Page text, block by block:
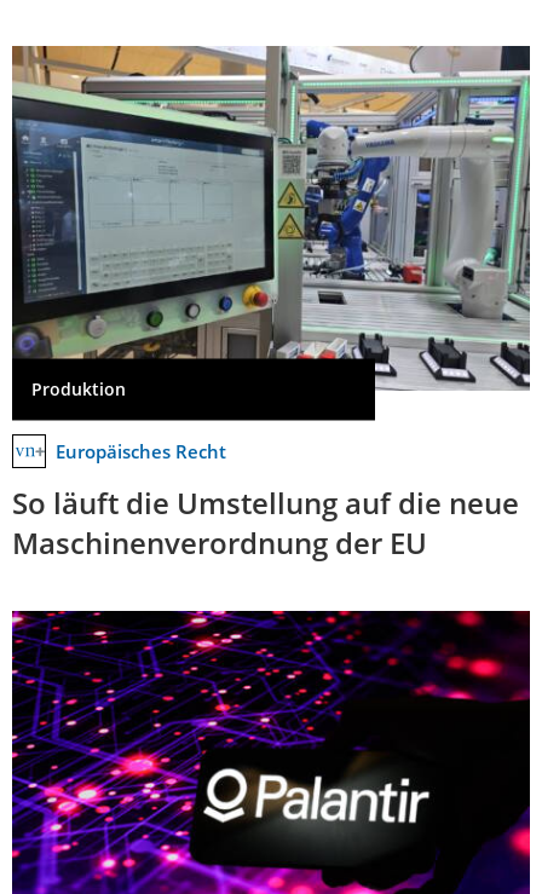
Produktion
Europäisches Recht
So läuft die Umstellung auf die neue
Maschinenverordnung der EU